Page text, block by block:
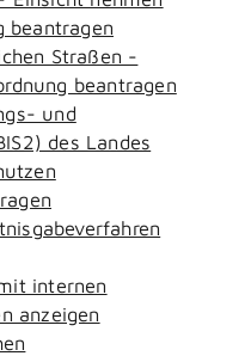
beantragen
Straßen -
beantragen
und
des Landes
internen
anzeigen